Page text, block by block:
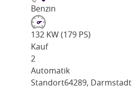
Benzin
132 KW (179 PS)
Kauf
2
Automatik
Standort64289, Darmstadt